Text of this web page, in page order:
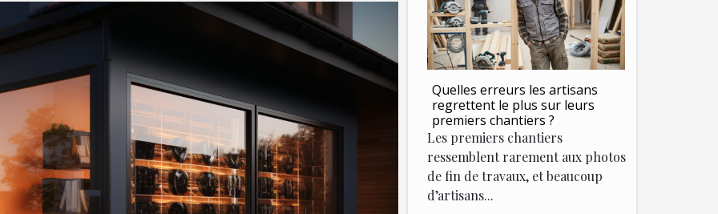
Quelles erreurs les artisans
regrettent le plus sur leurs
premiers chantiers ?
Les premiers chantiers
ressemblent rarement aux photos
de fin de travaux, et beaucoup
d’artisans...